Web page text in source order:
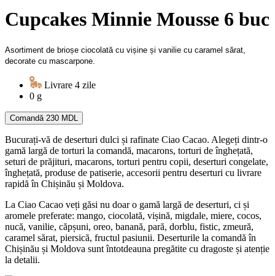
Cupcakes Minnie Mousse 6 buc
Asortiment de brioșe ciocolată cu vișine și vanilie cu caramel sărat,
decorate cu mascarpone.
Livrare 4 zile
0 g
Comandă 230 MDL
Bucurați-vă de deserturi dulci și rafinate Ciao Cacao. Alegeți dintr-o
gamă largă de torturi la comandă, macarons, torturi de înghețată,
seturi de prăjituri, macarons, torturi pentru copii, deserturi congelate,
înghețată, produse de patiserie, accesorii pentru deserturi cu livrare
rapidă în Chișinău și Moldova.
La Ciao Cacao veți găsi nu doar o gamă largă de deserturi, ci și
aromele preferate: mango, ciocolată, vișină, migdale, miere, cocos,
nucă, vanilie, căpșuni, oreo, banană, pară, dorblu, fistic, zmeură,
caramel sărat, piersică, fructul pasiunii. Deserturile la comandă în
Chișinău și Moldova sunt întotdeauna pregătite cu dragoste și atenție
la detalii.